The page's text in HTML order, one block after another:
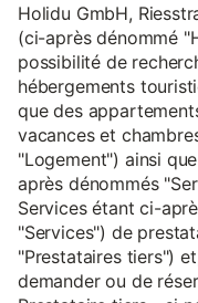
Holidu GmbH,
(ci-après dénommé
possibilité de
hébergements
que des
vacances et
"Logement") ainsi
après dénommés
Services étant ci-
"Services") de
"Prestataires tiers")
demander ou de